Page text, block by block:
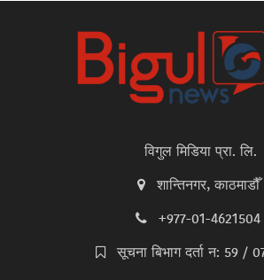
विगुल मिडिया प्रा. लि.
शान्तिनगर, काठमाडौँ
+977-01-4621504
सूचना बिभाग दर्ता न: 59 /